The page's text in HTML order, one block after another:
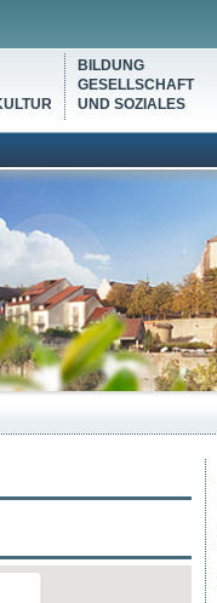
BILDUNG
GESELLSCHAFT
UND SOZIALES